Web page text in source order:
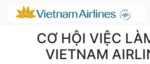
CƠ HỘI VIỆC
VIETNAM